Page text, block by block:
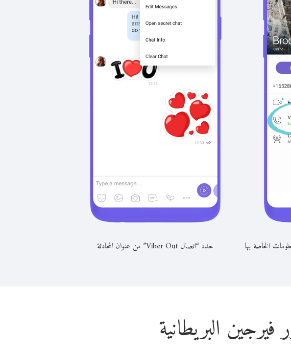
الخاصة بها حدد “اتصال Viber Out” من عنوان المحادثة
البريطانية